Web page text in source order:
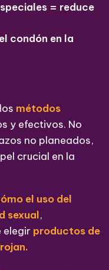
= reduce
condón en la
métodos
y efectivos. No
no planeados,
crucial en la
el uso del
sexual,
elegir productos de